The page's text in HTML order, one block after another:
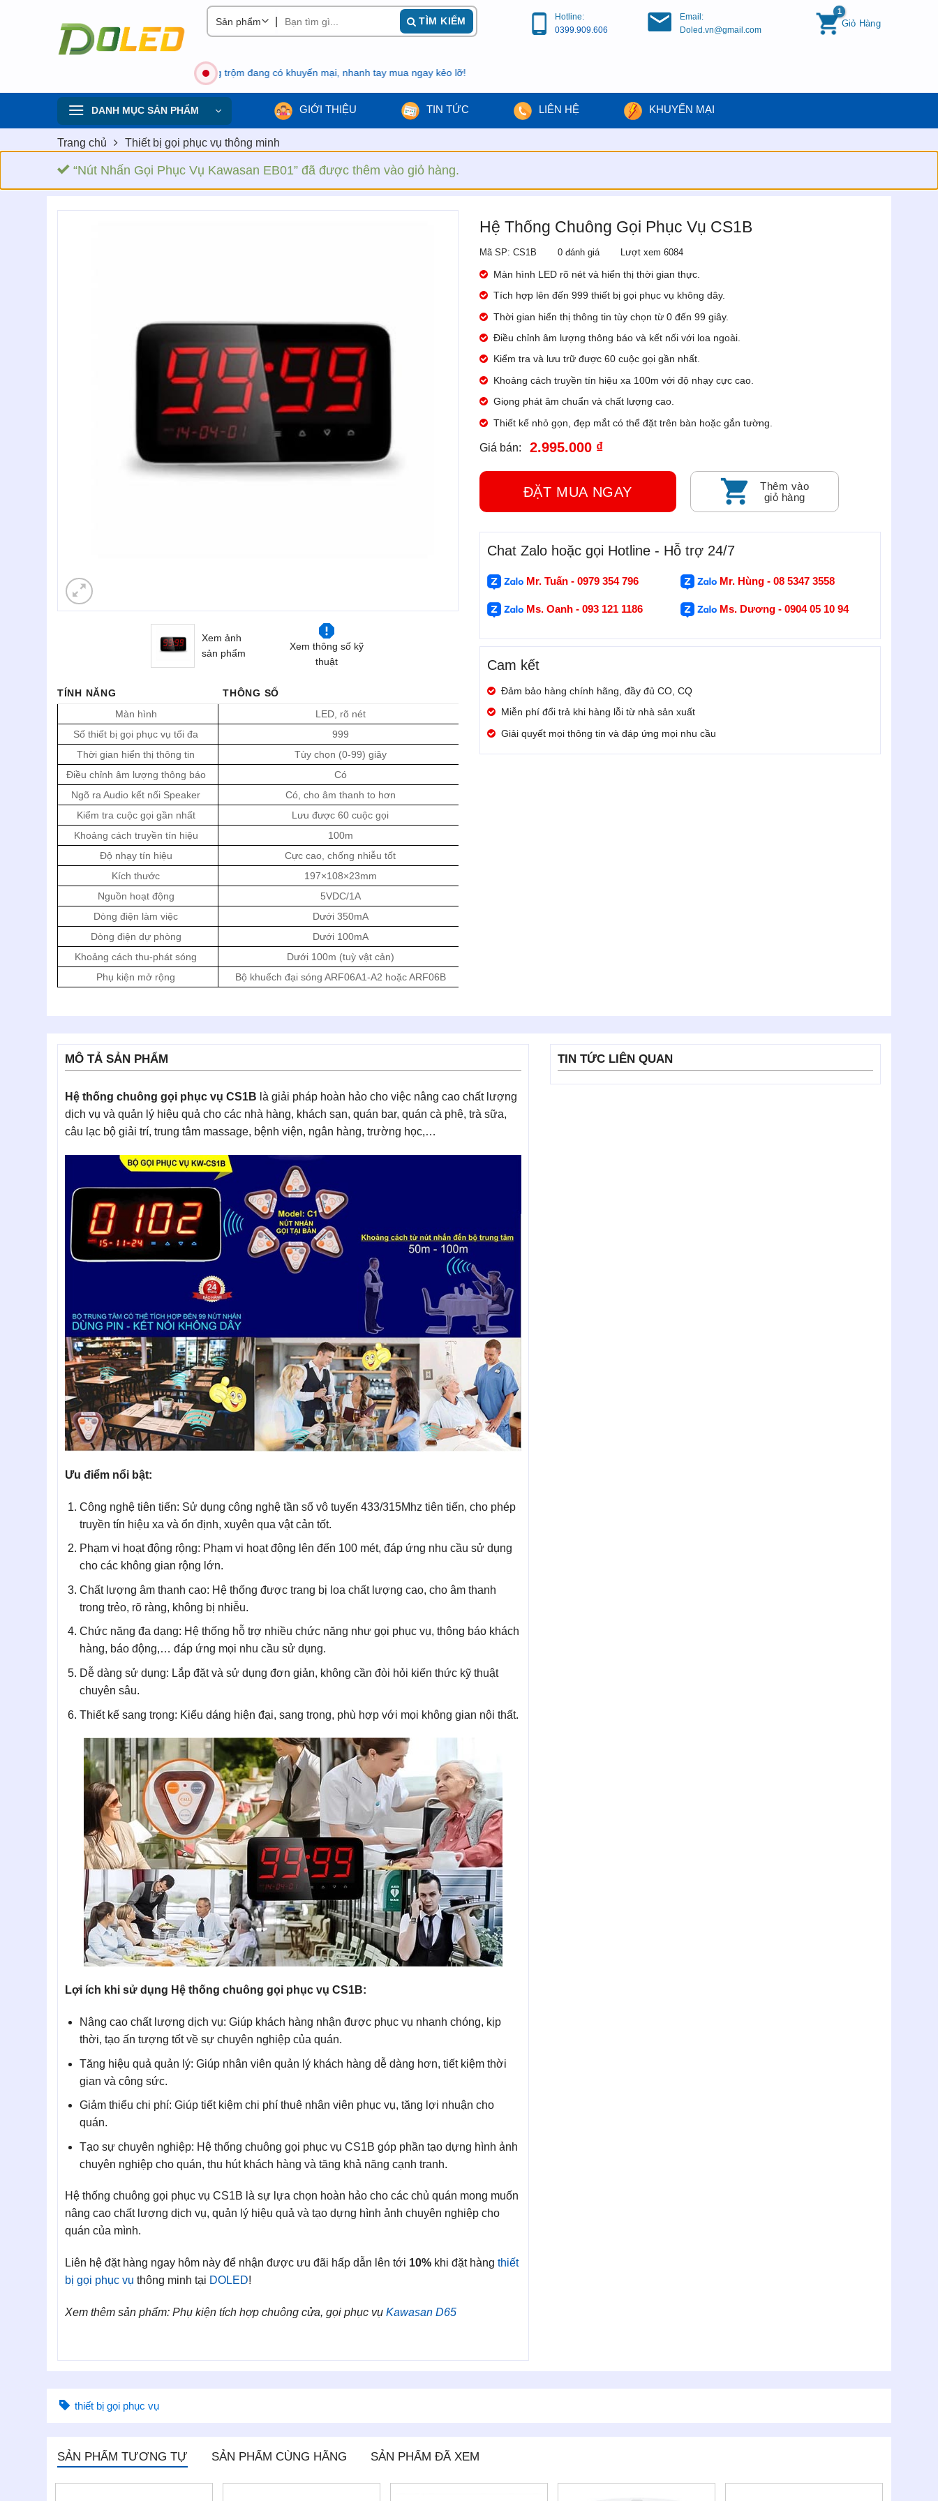
TÌM KIẾM
Hotline:
0399.909.606
Email:
Doled.vn@gmail.com
Giỏ Hàng
giá 30%✅ Thiết bị báo động, chống trộm đang có khuyến mại, nhanh tay mua ngay kẻo lỡ!
DANH MỤC SẢN PHẨM GIỚI THIỆU TIN TỨC LIÊN HỆ KHUYẾN MẠI
Trang chủ Thiết bị gọi phục vụ thông minh
“Nút Nhấn Gọi Phục Vụ Kawasan EB01” đã được thêm vào giỏ hàng.
Xem ảnh
sản phẩm
Xem thông số kỹ
thuật
TÍNH NĂNG
THÔNG SỐ
Màn hình
LED, rõ nét
Số thiết bị gọi phục vụ tối đa
999
Thời gian hiển thị thông tin
Tùy chọn (0-99) giây
Điều chỉnh âm lượng thông báo
Có
Ngõ ra Audio kết nối Speaker
Có, cho âm thanh to hơn
Kiểm tra cuộc gọi gần nhất
Lưu được 60 cuộc gọi
Khoảng cách truyền tín hiệu
100m
Độ nhạy tín hiệu
Cực cao, chống nhiễu tốt
Kích thước
197×108×23mm
Nguồn hoạt động
5VDC/1A
Dòng điện làm việc
Dưới 350mA
Dòng điện dự phòng
Dưới 100mA
Khoảng cách thu-phát sóng
Dưới 100m (tuỳ vật cản)
Phụ kiện mở rộng
Bộ khuếch đại sóng ARF06A1-A2 hoặc ARF06B
Hệ Thống Chuông Gọi Phục Vụ CS1B
Mã SP: CS1B 0 đánh giá Lượt xem 6084
Màn hình LED rõ nét và hiển thị thời gian thực.
Tích hợp lên đến 999 thiết bị gọi phục vụ không dây.
Thời gian hiển thị thông tin tùy chọn từ 0 đến 99 giây.
Điều chỉnh âm lượng thông báo và kết nối với loa ngoài.
Kiểm tra và lưu trữ được 60 cuộc gọi gần nhất.
Khoảng cách truyền tín hiệu xa 100m với độ nhạy cực cao.
Giọng phát âm chuẩn và chất lượng cao.
Thiết kế nhỏ gọn, đẹp mắt có thể đặt trên bàn hoặc gắn tường.
Giá bán: 2.995.000 ₫
ĐẶT MUA NGAY
Thêm vào
giỏ hàng
Chat Zalo hoặc gọi Hotline - Hỗ trợ 24/7
Mr. Tuấn - 0979 354 796 Mr. Hùng - 08 5347 3558
Ms. Oanh - 093 121 1186 Ms. Dương - 0904 05 10 94
Cam kết
Đảm bảo hàng chính hãng, đầy đủ CO, CQ
Miễn phí đổi trả khi hàng lỗi từ nhà sản xuất
Giải quyết mọi thông tin và đáp ứng mọi nhu cầu
MÔ TẢ SẢN PHẨM
Hệ thống chuông gọi phục vụ CS1B là giải pháp hoàn hảo cho việc nâng cao chất lượng
dịch vụ và quản lý hiệu quả cho các nhà hàng, khách sạn, quán bar, quán cà phê, trà sữa,
câu lạc bộ giải trí, trung tâm massage, bệnh viện, ngân hàng, trường học,…
Ưu điểm nổi bật:
Công nghệ tiên tiến: Sử dụng công nghệ tần số vô tuyến 433/315Mhz tiên tiến, cho phép
truyền tín hiệu xa và ổn định, xuyên qua vật cản tốt.
Phạm vi hoạt động rộng: Phạm vi hoạt động lên đến 100 mét, đáp ứng nhu cầu sử dụng
cho các không gian rộng lớn.
Chất lượng âm thanh cao: Hệ thống được trang bị loa chất lượng cao, cho âm thanh
trong trẻo, rõ ràng, không bị nhiễu.
Chức năng đa dạng: Hệ thống hỗ trợ nhiều chức năng như gọi phục vụ, thông báo khách
hàng, báo động,… đáp ứng mọi nhu cầu sử dụng.
Dễ dàng sử dụng: Lắp đặt và sử dụng đơn giản, không cần đòi hỏi kiến thức kỹ thuật
chuyên sâu.
Thiết kế sang trọng: Kiểu dáng hiện đại, sang trọng, phù hợp với mọi không gian nội thất.
Lợi ích khi sử dụng Hệ thống chuông gọi phục vụ CS1B:
Nâng cao chất lượng dịch vụ: Giúp khách hàng nhận được phục vụ nhanh chóng, kịp
thời, tạo ấn tượng tốt về sự chuyên nghiệp của quán.
Tăng hiệu quả quản lý: Giúp nhân viên quản lý khách hàng dễ dàng hơn, tiết kiệm thời
gian và công sức.
Giảm thiểu chi phí: Giúp tiết kiệm chi phí thuê nhân viên phục vụ, tăng lợi nhuận cho
quán.
Tạo sự chuyên nghiệp: Hệ thống chuông gọi phục vụ CS1B góp phần tạo dựng hình ảnh
chuyên nghiệp cho quán, thu hút khách hàng và tăng khả năng cạnh tranh.
Hệ thống chuông gọi phục vụ CS1B là sự lựa chọn hoàn hảo cho các chủ quán mong muốn
nâng cao chất lượng dịch vụ, quản lý hiệu quả và tạo dựng hình ảnh chuyên nghiệp cho
quán của mình.
Liên hệ đặt hàng ngay hôm này để nhận được ưu đãi hấp dẫn lên tới 10% khi đặt hàng thiết
bị gọi phục vụ thông minh tại DOLED!
Xem thêm sản phẩm: Phụ kiện tích hợp chuông cửa, gọi phục vụ Kawasan D65
TIN TỨC LIÊN QUAN
thiết bị gọi phục vụ
SẢN PHẨM TƯƠNG TỰ SẢN PHẨM CÙNG HÃNG SẢN PHẨM ĐÃ XEM